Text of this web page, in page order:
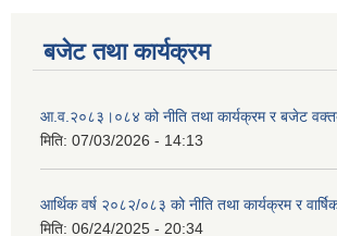
बजेट तथा कार्यक्रम
आ.व.२०८३।०८४ को नीति तथा कार्यक्रम र बजेट
मिति: 07/03/2026 - 14:13
आर्थिक वर्ष २०८२/०८३ को नीति तथा कार्यक्रम र
मिति: 06/24/2025 - 20:34